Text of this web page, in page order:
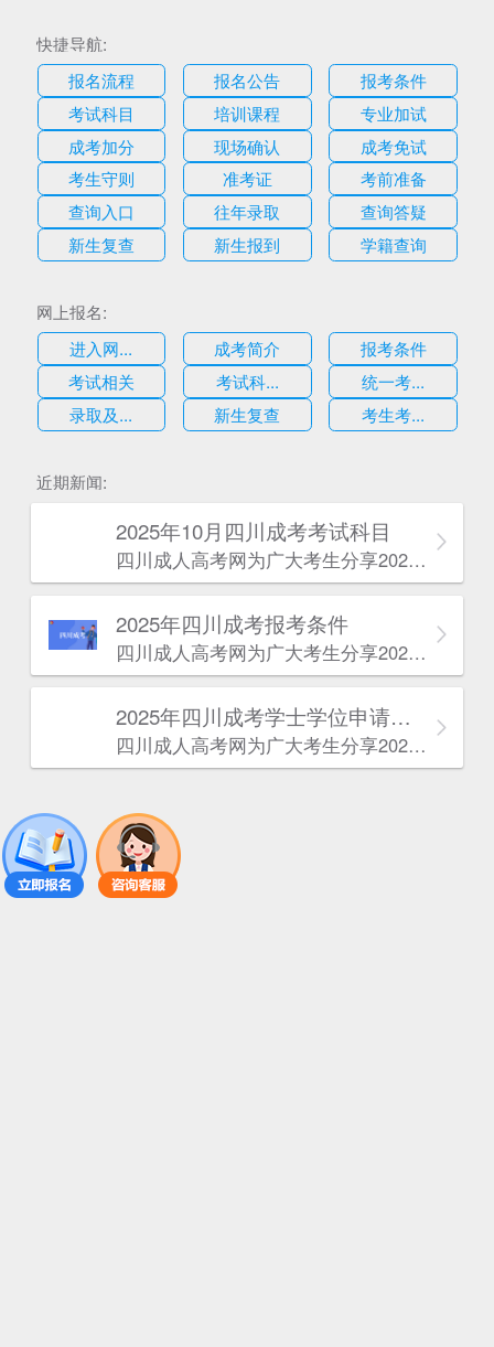
快捷导航:
报名流程
报名公告
报考条件
考试科目
培训课程
专业加试
成考加分
现场确认
成考免试
考生守则
准考证
考前准备
查询入口
往年录取
查询答疑
新生复查
新生报到 学籍查询
网上报名:
进入网...
成考简介
报考条件
考试相关
考试科...
统一考...
录取及...
新生复查 考生考...
近期新闻:
2025年10月四川成考考试科目
四川成人高考网​为广大考生分享2025年10月四川成考考试科目。为广大在职人员和社会人士提供学历提升的机会。更多四川成考考试信息，欢迎在线访问四川成人高考网。
2025年‌‌‌‌四川成考报考条件
四川成人高考网​为广大考生分享2025年‌‌‌‌四川成考报考条件。为广大在职人员和社会人士提供学历提升的机会。更多四川成考考试信息，欢迎在线访问四川成人高考网。
2025年‌‌‌‌四川成考学士学位申请条件
四川成人高考网​为广大考生分享2025年‌‌‌‌四川成考学士学位申请条件。为广大在职人员和社会人士提供学历提升的机会。更多四川成考考试信息，欢迎在线访问四川成人高考网。